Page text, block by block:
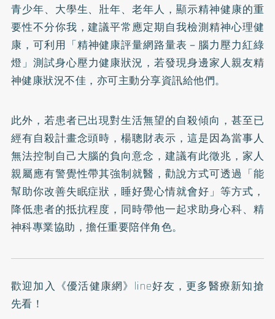
青少年、大學生、壯年、老年人，顯示精神健康的重
要性不分你我，建議平常應定期自我檢測精神心理健
康，可利用 「精神健康評量網路量表－腦力壓力紅綠
燈」 測試身心壓力健康狀況，若發現身邊家人親友精
神健康狀況不佳，亦可主動分享資訊給他們。
此外，若患者已出現對生活無望的自殺傾向，甚至已
經有自殺計畫念頭時，楊聰財表示，這是因為當事人
無法控制自己大腦的負向意念，建議有此徵兆，家人
親屬應有警覺性帶其強制就醫，勸說方式可透過「能
幫助你改善失眠症狀，睡好覺心情就會好」等方式，
降低患者的抵抗程度，同時帶他一起求助身心科、精
神科專業協助，擔任重要陪伴角色。
歡迎加入 《優活健康網》line好友 ，更多醫療新知搶
先看！